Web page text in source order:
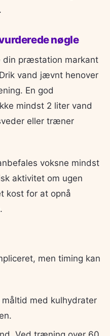
nøgle
din præstation markant
vand jævnt henover
En god
mindst 2 liter vand
eller træner
voksne mindst
aktivitet om ugen
kost for at opnå
men timing kan
måltid med kulhydrater